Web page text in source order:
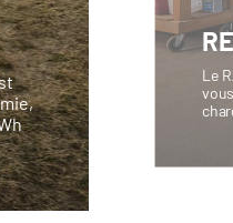
Le